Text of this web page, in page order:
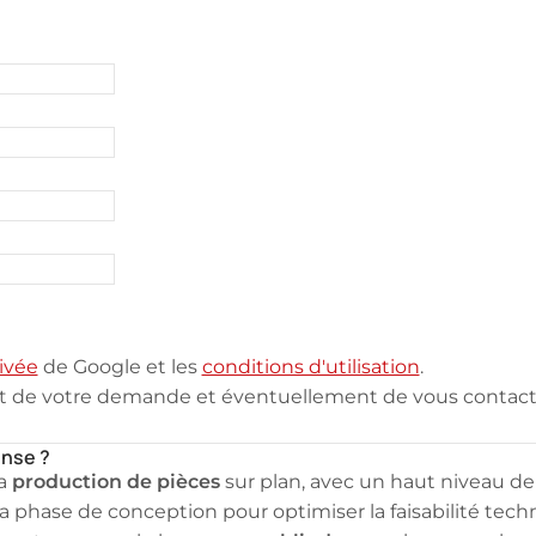
de Google et lesconditions d'utilisation.
votre demande et éventuellement de vous
?
production de piècessur plan, avec un haut niveau
phase de conception pour optimiser la faisabilité